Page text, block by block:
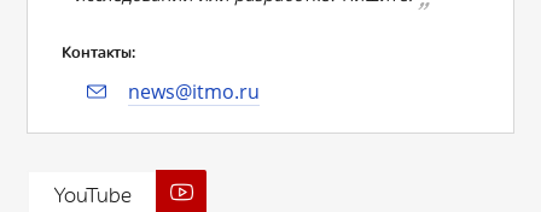
Контакты:
news@itmo.ru
YouTube